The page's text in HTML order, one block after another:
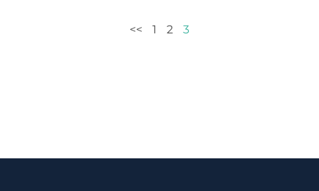
<< 1 2 3